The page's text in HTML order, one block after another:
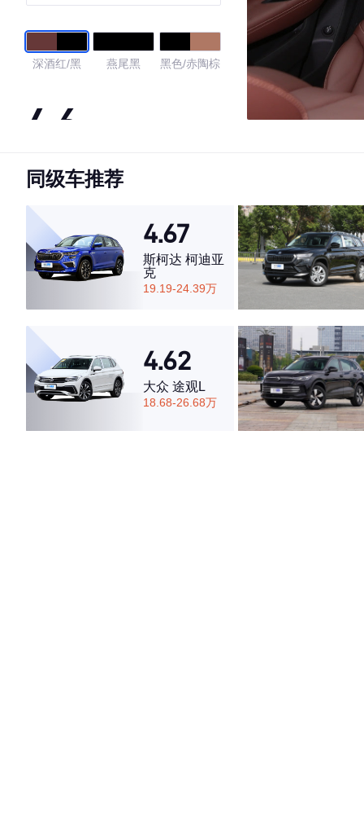
深酒红/黑 燕尾黑 黑色/赤陶棕
4.6
·外观表现一般，低于79%同级车
·空间表现一般，低于61%同级车
同级车推荐
4.67
斯柯达 柯迪亚
克
19.19-24.39万
4.62
大众 途观L
18.68-26.68万